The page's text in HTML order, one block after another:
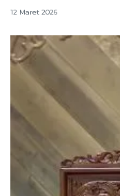
12 Maret 2026